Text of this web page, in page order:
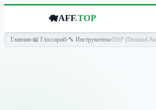
🐗AFF.TOP
Главная›📖 Глоссарий›🔧 Инструменты› DSP (Demand-